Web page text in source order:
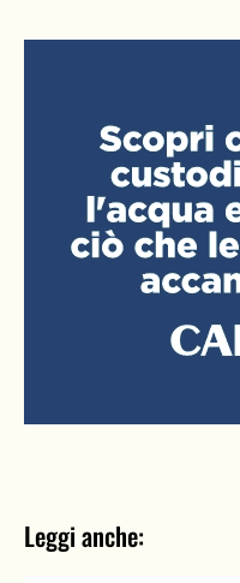
Leggi anche: